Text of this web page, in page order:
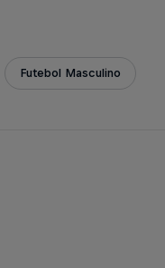
Futebol Masculino